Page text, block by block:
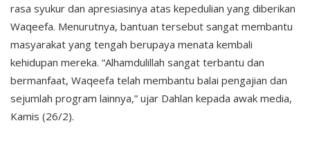
rasa syukur dan apresiasinya atas kepedulian yang diberikan
Waqeefa. Menurutnya, bantuan tersebut sangat membantu
masyarakat yang tengah berupaya menata kembali
kehidupan mereka. “Alhamdulillah sangat terbantu dan
bermanfaat, Waqeefa telah membantu balai pengajian dan
sejumlah program lainnya,” ujar Dahlan kepada awak media,
Kamis (26/2).